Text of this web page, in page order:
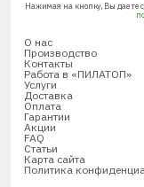
Нажимая на кнопку, Вы даете
О нас
Производство
Контакты
Работа в «ПИЛАТОП»
Услуги
Доставка
Оплата
Гарантии
Акции
FAQ
Статьи
Карта сайта
Политика